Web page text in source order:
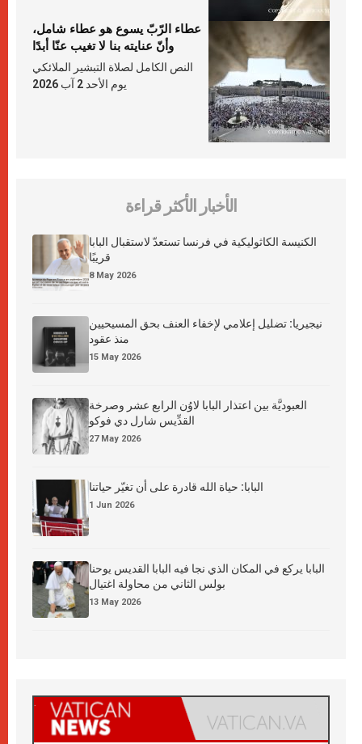
عطاء الرّبّ يسوع هو عطاء شامل،
وأنّ عنايته بنا لا تغيب عنّا أبدًا
النص الكامل لصلاة التبشير الملائكي
يوم الأحد 2 آب 2026
الأخبار الأكثر قراءة
الكنيسة الكاثوليكية في فرنسا تستعدّ لاستقبال البابا
قريبًا
8 May 2026
نيجيريا: تضليل إعلامي لإخفاء العنف بحق المسيحيين
منذ عقود
15 May 2026
العبوديَّة بين اعتذار البابا لاوُن الرابع عشر وصرخة
القدِّيس شارل دي فوكو
27 May 2026
البابا: حياة الله قادرة على أن تغيّر حياتنا
1 Jun 2026
البابا يركع في المكان الذي نجا فيه البابا القديس يوحنا
بولس الثاني من محاولة اغتيال
13 May 2026